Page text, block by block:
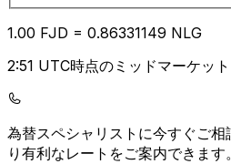
1.00 FJD = 0.86331149 NLG
2:51 UTC時点のミッドマーケット
為替スペシャリストに今すぐご相
り有利なレートをご案内できます。